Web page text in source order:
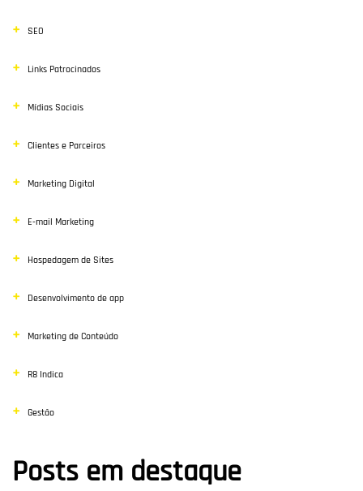
SEO
Links Patrocinados
Mídias Sociais
Clientes e Parceiros
Marketing Digital
E-mail Marketing
Hospedagem de Sites
Desenvolvimento de app
Marketing de Conteúdo
R8 Indica
Gestão
Posts em destaque